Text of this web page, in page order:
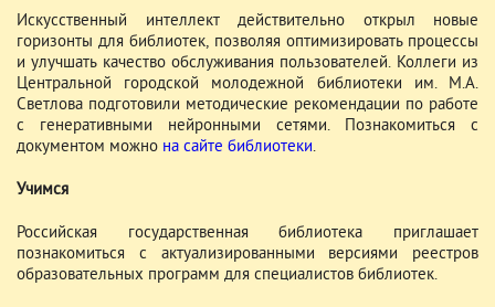
Искусственный интеллект действительно открыл новые
горизонты для библиотек, позволяя оптимизировать процессы
и улучшать качество обслуживания пользователей. Коллеги из
Центральной городской молодежной библиотеки им. М.А.
Светлова подготовили методические рекомендации по работе
с генеративными нейронными сетями. Познакомиться с
документом можно на сайте библиотеки.
Учимся
Российская государственная библиотека приглашает
познакомиться с актуализированными версиями реестров
образовательных программ для специалистов библиотек.